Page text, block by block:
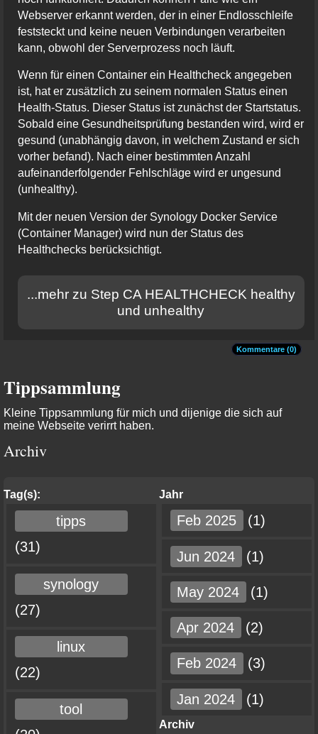
Webserver erkannt werden, der in einer Endlosschleife
feststeckt und keine neuen Verbindungen verarbeiten
kann, obwohl der Serverprozess noch läuft.
Wenn für einen Container ein Healthcheck angegeben
ist, hat er zusätzlich zu seinem normalen Status einen
Health-Status. Dieser Status ist zunächst der Startstatus.
Sobald eine Gesundheitsprüfung bestanden wird, wird er
gesund (unabhängig davon, in welchem Zustand er sich
vorher befand). Nach einer bestimmten Anzahl
aufeinanderfolgender Fehlschläge wird er ungesund
(unhealthy).
Mit der neuen Version der Synology Docker Service
(Container Manager) wird nun der Status des
Healthchecks berücksichtigt.
...mehr zu Step CA HEALTHCHECK healthy
und unhealthy
Kommentare (0)
Tippsammlung
Kleine Tippsammlung für mich und dijenige die sich auf
meine Webseite verirrt haben.
Archiv
Jahr
Feb 2025 (1)
Jun 2024 (1)
May 2024 (1)
Apr 2024 (2)
Feb 2024 (3)
Jan 2024 (1)
Archiv
Tag(s):
tipps
(31)
synology
(27)
linux
(22)
tool